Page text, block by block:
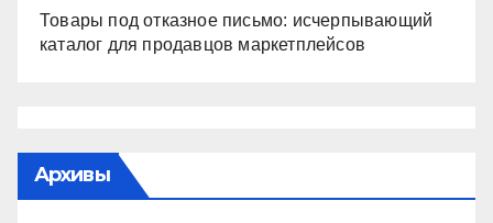
Товары под отказное письмо: исчерпывающий
каталог для продавцов маркетплейсов
Архивы